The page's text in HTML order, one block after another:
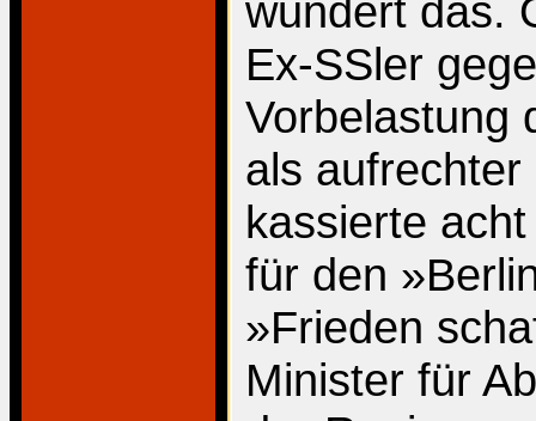
wundert das.
Ex-SSler
Vorbelastung
als
kassierte
für den
»Frieden
Minister für